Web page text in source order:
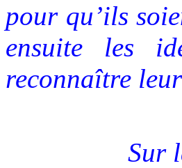
pour qu’ils
ensuite les
reconnaître
Sur